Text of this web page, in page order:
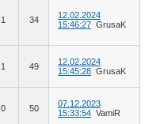
1 34
12.02.2024
15:46:27 GrusaK
1 49
12.02.2024
15:45:28 GrusaK
0 50
07.12.2023
15:33:54 VamiR